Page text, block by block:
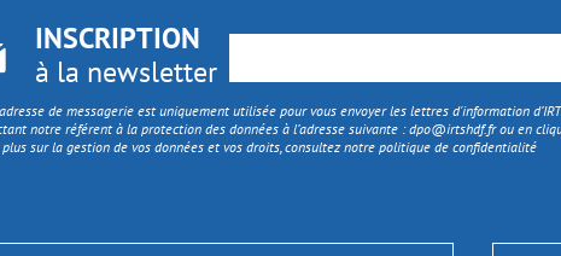
INSCRIPTION
à la newsletter
de messagerie est uniquement utilisée pour vous envoyer les lettres d'information
notre référent à la protection des données à l’adresse suivante :dpo@irtshdf.frou en
sur la gestion de vos données et vos droits, consultez notre politique de confidentialité